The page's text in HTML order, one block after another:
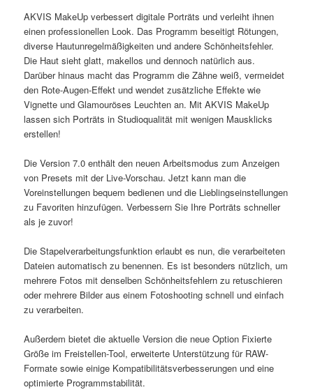
AKVIS MakeUp verbessert digitale Porträts und verleiht ihnen
einen professionellen Look. Das Programm beseitigt Rötungen,
diverse Hautunregelmäßigkeiten und andere Schönheitsfehler.
Die Haut sieht glatt, makellos und dennoch natürlich aus.
Darüber hinaus macht das Programm die Zähne weiß, vermeidet
den Rote-Augen-Effekt und wendet zusätzliche Effekte wie
Vignette und Glamouröses Leuchten an. Mit AKVIS MakeUp
lassen sich Porträts in Studioqualität mit wenigen Mausklicks
erstellen!
Die Version 7.0 enthält den neuen Arbeitsmodus zum Anzeigen
von Presets mit der Live-Vorschau. Jetzt kann man die
Voreinstellungen bequem bedienen und die Lieblingseinstellungen
zu Favoriten hinzufügen. Verbessern Sie Ihre Porträts schneller
als je zuvor!
Die Stapelverarbeitungsfunktion erlaubt es nun, die verarbeiteten
Dateien automatisch zu benennen. Es ist besonders nützlich, um
mehrere Fotos mit denselben Schönheitsfehlern zu retuschieren
oder mehrere Bilder aus einem Fotoshooting schnell und einfach
zu verarbeiten.
Außerdem bietet die aktuelle Version die neue Option Fixierte
Größe im Freistellen-Tool, erweiterte Unterstützung für RAW-
Formate sowie einige Kompatibilitätsverbesserungen und eine
optimierte Programmstabilität.